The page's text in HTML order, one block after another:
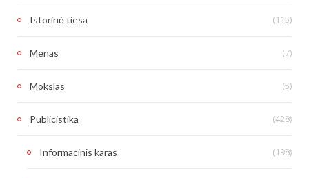
Istorinė tiesa (115)
Menas (7)
Mokslas (5)
Publicistika (428)
Informacinis karas (198)